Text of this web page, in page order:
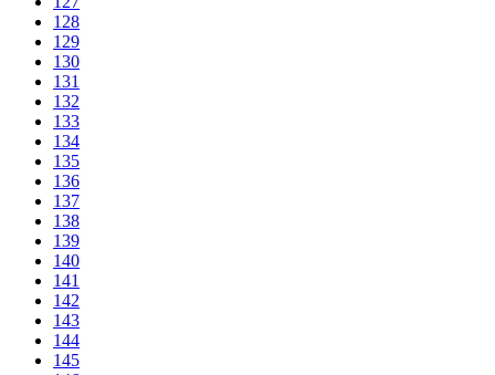
128
129
130
131
132
133
134
135
136
137
138
139
140
141
142
143
144
145